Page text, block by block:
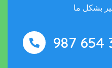
بشكل ما
987 654